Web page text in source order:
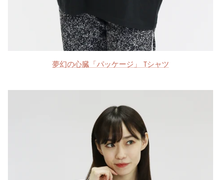
夢幻の心臓「パッケージ」 Tシャツ